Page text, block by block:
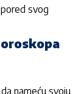
svog
nameću svoju